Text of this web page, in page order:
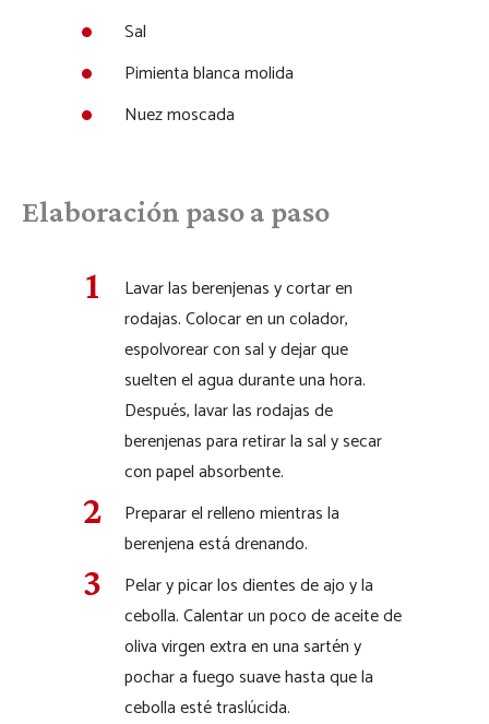
Sal
Pimienta blanca molida
Nuez moscada
Elaboración paso a paso
Lavar las berenjenas y cortar en
rodajas. Colocar en un colador,
espolvorear con sal y dejar que
suelten el agua durante una hora.
Después, lavar las rodajas de
berenjenas para retirar la sal y secar
con papel absorbente.
Preparar el relleno mientras la
berenjena está drenando.
Pelar y picar los dientes de ajo y la
cebolla. Calentar un poco de aceite de
oliva virgen extra en una sartén y
pochar a fuego suave hasta que la
cebolla esté traslúcida.